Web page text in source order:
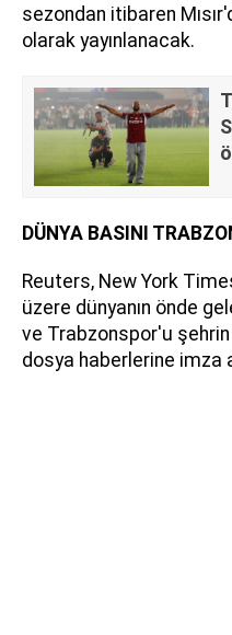
sezondan itibaren
olarak yayınlanacak.
DÜNYA BASINI
Reuters, New York
üzere dünyanın önde
ve Trabzonspor'u
dosya haberlerine imza